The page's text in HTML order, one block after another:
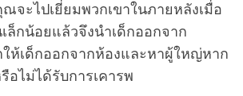
จะไปเยี่ยมพวกเขาในภายหลังเมื่อ
ล็กน้อยแล้วจึงนำเด็กออกจาก
ห้เด็กออกจากห้องและหาผู้ใหญ่หาก
อไม่ได้รับการเคารพ